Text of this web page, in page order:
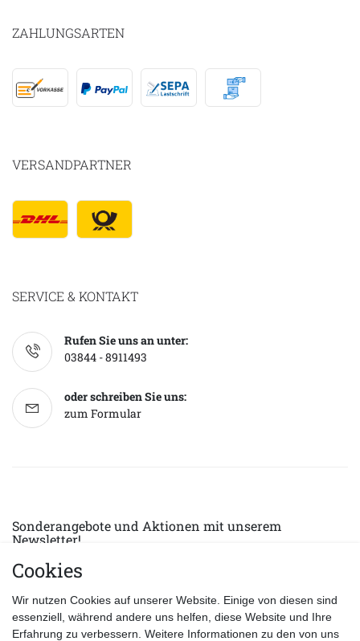
ZAHLUNGSARTEN
VERSANDPARTNER
SERVICE & KONTAKT
Rufen Sie uns an unter:
03844 - 8911493
oder schreiben Sie uns:
zum Formular
Sonderangebote und Aktionen mit unserem
Newsletter!
E-MAIL *
Datenschutzerklärung
Cookies
Wir nutzen Cookies auf unserer Website. Einige von diesen sind
essenziell, während andere uns helfen, diese Website und Ihre
Erfahrung zu verbessern. Weitere Informationen zu den von uns